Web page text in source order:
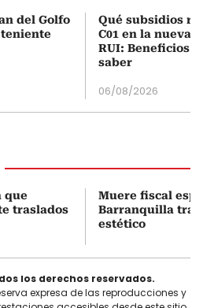
del Golfo
teniente
Qué subsidios
C01 en la nueva
RUI: Beneficios
saber
06/08/2026
que
traslados
Muere fiscal
Barranquilla
estético
los derechos reservados.
expresa de las reproducciones y